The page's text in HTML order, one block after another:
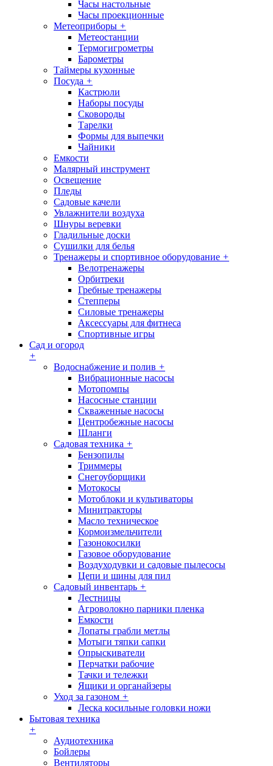
Часы настольные
Часы проекционные
Метеоприборы +
Метеостанции
Термогигрометры
Барометры
Таймеры кухонные
Посуда +
Кастрюли
Наборы посуды
Сковороды
Тарелки
Формы для выпечки
Чайники
Емкости
Малярный инструмент
Освещение
Пледы
Садовые качели
Увлажнители воздуха
Шнуры веревки
Гладильные доски
Сушилки для белья
Тренажеры и спортивное оборудование +
Велотренажеры
Орбитреки
Гребные тренажеры
Степперы
Силовые тренажеры
Аксессуары для фитнеса
Спортивные игры
Сад и огород
+
Водоснабжение и полив +
Вибрационные насосы
Мотопомпы
Насосные станции
Скваженные насосы
Центробежные насосы
Шланги
Садовая техника +
Бензопилы
Триммеры
Снегоуборщики
Мотокосы
Мотоблоки и культиваторы
Минитракторы
Масло техническое
Кормоизмельчители
Газонокосилки
Газовое оборудование
Воздуходувки и садовые пылесосы
Цепи и шины для пил
Садовый инвентарь +
Лестницы
Агроволокно парники пленка
Емкости
Лопаты грабли метлы
Мотыги тяпки сапки
Опрыскиватели
Перчатки рабочие
Тачки и тележки
Ящики и органайзеры
Уход за газоном +
Леска косильные головки ножи
Бытовая техника
+
Аудиотехника
Бойлеры
Вентиляторы